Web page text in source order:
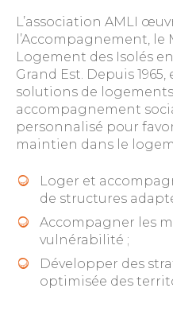
L’association AMLI
l’Accompagnement, le
Logement des Isolés
Grand Est. Depuis
solutions de
accompagnement
personnalisé pour
maintien dans le
Loger et
de structures
Accompagner les
vulnérabilité ;
Développer des
optimisée des